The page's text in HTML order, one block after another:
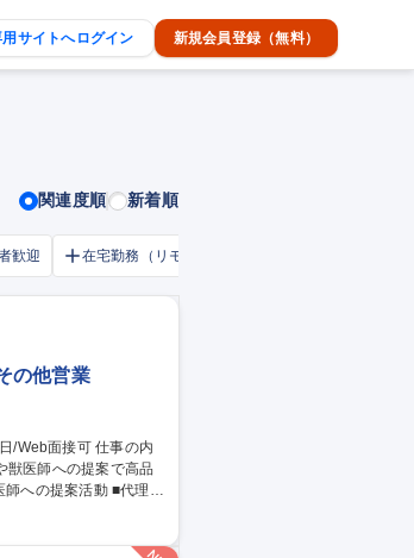
サイトへログイン 新規会員登録（無料）
関連度順 新着順
歓迎 在宅勤務（リモートワーク）OK
の他営業
獣医師への提案で高品
魅力】畜産現場の生産